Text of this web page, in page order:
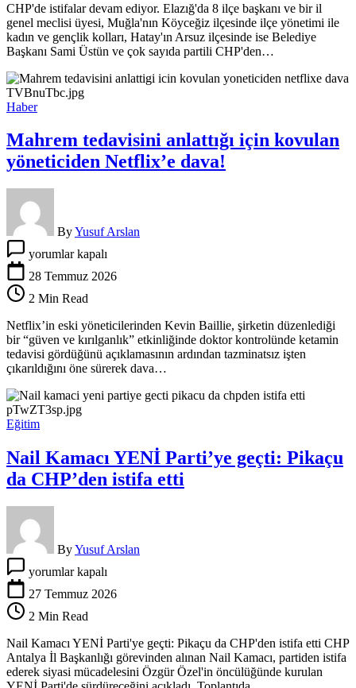
ve
Hatay’da
parti
yöneticileri
YENİ
Parti’ye
geçti
için
CHP'de istifalar devam ediyor. Elazığ'da 8 ilçe başkanı ve bir il
genel meclisi üyesi, Muğla'nın Köyceğiz ilçesinde ilçe yönetimi ile
kadın ve gençlik kolları, Hatay'ın Arsuz ilçesinde ise Belediye
Başkanı Sami Üstün ve çok sayıda partili CHP'den…
Haber
Mahrem tedavisini anlattığı için kovulan
yöneticiden Netflix’e dava!
ByYusuf Arslan
tedavisini
anlattığı
kovulan
Netflix’e
dava!
için
yorumlar kapalı
28 Temmuz 2026
2 Min Read
Netflix’in eski yöneticilerinden Kevin Baillie, şirketin düzenlediği
bir “güven ve kırılganlık” etkinliğinde doktor kontrolünde ketamin
tedavisi gördüğünü açıklamasının ardından tazminatsız işten
çıkarıldığını öne sürerek dava…
Eğitim
Nail Kamacı YENİ Parti’ye geçti: Pikaçu
da CHP’den istifa etti
ByYusuf Arslan
Kamacı
YENİ
geçti:
da
CHP’den
istifa
yorumlar kapalı
27 Temmuz 2026
2 Min Read
Nail Kamacı YENİ Parti'ye geçti: Pikaçu da CHP'den istifa etti CHP
Antalya İl Başkanlığı görevinden alınan Nail Kamacı, partiden istifa
ederek siyasi mücadelesini Özgür Özel'in öncülüğünde kurulan